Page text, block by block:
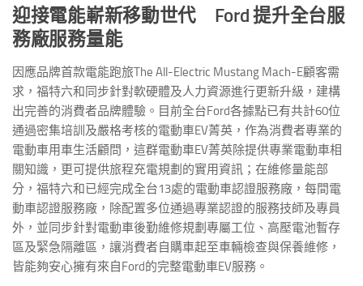
迎接電能嶄新移動世代 Ford提升全台服
務廠服務量能
因應品牌首款電能跑旅The All-Electric Mustang Mach-E顧客需
求，福特六和同步針對軟硬體及人力資源進行更新升級，建構
出完善的消費者品牌體驗。目前全台Ford各據點已有共計60位
通過密集培訓及嚴格考核的電動車EV菁英，作為消費者專業的
電動車用車生活顧問，這群電動車EV菁英除提供專業電動車相
關知識，更可提供旅程充電規劃的實用資訊；在維修量能部
分，福特六和已經完成全台13處的電動車認證服務廠，每間電
動車認證服務廠，除配置多位通過專業認證的服務技師及專員
外，並同步針對電動車後勤維修規劃專屬工位、高壓電池暫存
區及緊急隔離區，讓消費者自購車起至車輛檢查與保養維修，
皆能夠安心擁有來自Ford的完整電動車EV服務。